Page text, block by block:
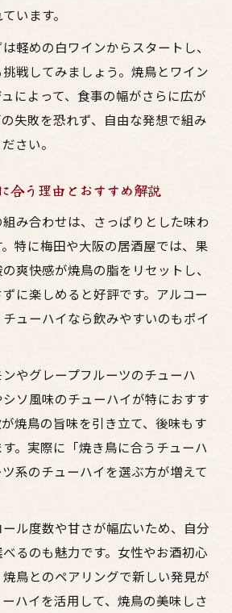
います。
軽めの白ワインからスタートし、
戦してみましょう。焼鳥とワイン
によって、食事の幅がさらに広が
失敗を恐れず、自由な発想で組み
さい。
合う理由とおすすめ解説
み合わせは、さっぱりとした味わ
特に梅田や大阪の居酒屋では、果
爽快感が焼鳥の脂をリセットし、
に楽しめると好評です。アルコー
ューハイなら飲みやすいのもポイ
やグレープフルーツのチューハ
ソ風味のチューハイが特におすす
焼鳥の旨味を引き立て、後味もす
。実際に「焼き鳥に合うチューハ
系のチューハイを選ぶ方が増えて
ル度数や甘さが幅広いため、自分
るのも魅力です。女性やお酒初心
鳥とのペアリングで新しい発見が
ハイを活用して、焼鳥の美味しさ